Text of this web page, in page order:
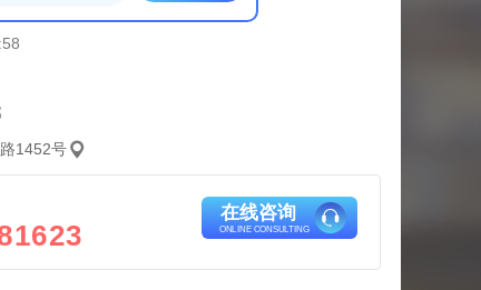
1452号
在线咨询
ONLINE CONSULTING